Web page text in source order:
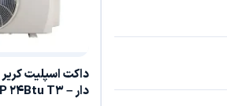
5
21
دار – 38QSM024VSP 24Btu T3